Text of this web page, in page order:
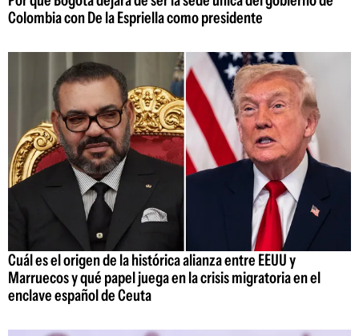
Colombia con De la Espriella como presidente
Cuál es el origen de la histórica alianza entre EEUU y
Marruecos y qué papel juega en la crisis migratoria en el
enclave español de Ceuta